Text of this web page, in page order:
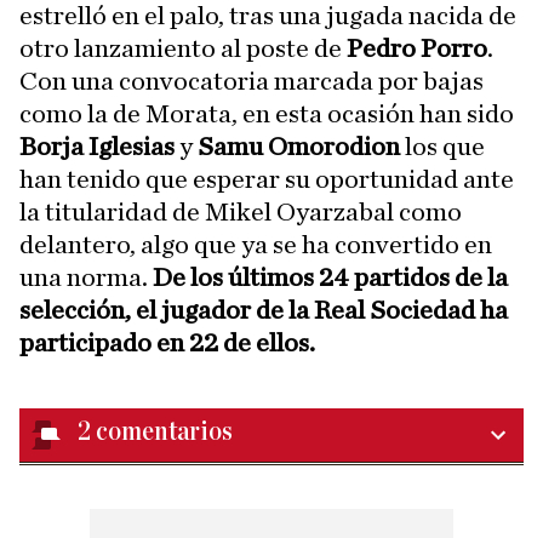
estrelló en el palo, tras una jugada nacida de
otro lanzamiento al poste de Pedro Porro.
Con una convocatoria marcada por bajas
como la de Morata, en esta ocasión han sido
Borja IglesiasySamu Omorodionlos que
han tenido que esperar su oportunidad ante
la titularidad de Mikel Oyarzabal como
delantero, algo que ya se ha convertido en
una norma. De los últimos 24 partidos de la
selección, el jugador de la Real Sociedad ha
participado en 22 de ellos.
2 comentarios